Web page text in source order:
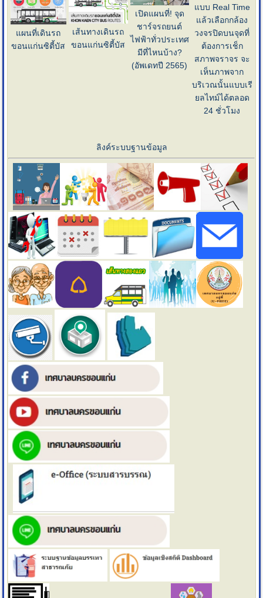
แผนที่เดินรถ
ขอนแก่นซิตี้บัส
เส้นทางเดินรถ
ขอนแก่นซิตี้บัส
เปิดแผนที่! จุด
ชาร์จรถยนต์
ไฟฟ้าทั่วประเทศ
มีที่ไหนบ้าง?
(อัพเดทปี 2565)
แบบ Real Time
แล้วเลือกกล้อง
วงจรปิดบนจุดที่
ต้องการเช็ก
สภาพจราจร จะ
เห็นภาพจาก
บริเวณนั้นแบบเรี
ยลไทม์ได้ตลอด
24 ชั่วโมง
ลิงค์ระบบฐานข้อมูล